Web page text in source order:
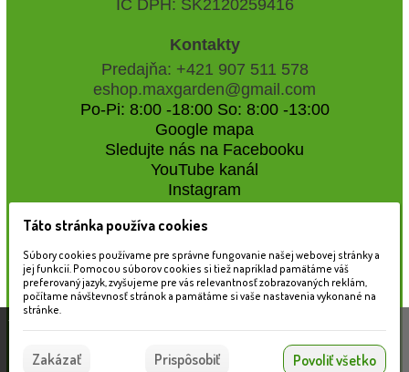
IČ DPH: SK2120259416
Kontakty
Predajňa: +421 907 511 578
eshop.maxgarden@gmail.com
Po-Pi: 8:00 -18:00 So: 8:00 -13:00
Google mapa
Sledujte nás na Facebooku
YouTube kanál
Instagram
Naše záhradné centrum
Táto stránka používa súbory cookies, ktoré nám
pomáhajú poskytovať služby. Používaním našich
služieb vyjadrujete súhlas s používaním súborov
Súhlasím
Táto stránka používa cookies
Súbory cookies používame pre správne fungovanie našej webovej stránky a
jej funkcií. Pomocou súborov cookies si tiež napríklad pamätáme váš
preferovaný jazyk, zvyšujeme pre vás relevantnosť zobrazovaných reklám,
počítame návštevnosť stránok a pamätáme si vaše nastavenia vykonané na
stránke.
Zakázať Prispôsobiť Povoliť všetko